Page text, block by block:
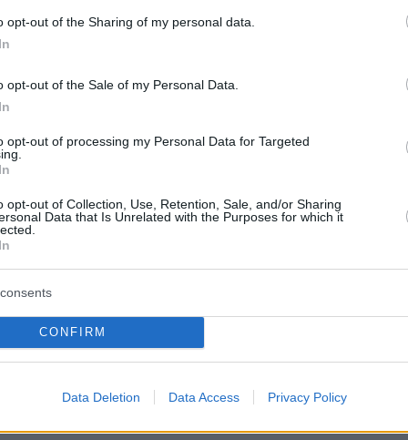
opt-out of the Sharing of my personal data.
opt-out of the Sale of my Personal Data.
opt-out of processing my Personal Data for Targeted
opt-out of Collection, Use, Retention, Sale, and/or Sharing
Data that Is Unrelated with the Purposes for which it
CONFIRM
Data Deletion Data Access Privacy Policy
της Μπρεστ. Πρόκειται για 29χρονο
το Μπενίν, ο οποίος πήγε στην γαλλική
5 εκατ. ευρώ για να τον αποκτήσει.
που είναι και διεθνής με την αφρικανική
135 συμμετοχές τα τέσσερα
9 χιλ. αγωνιστικά λεπτά.Το συμβόλαιό του
ομάδα ολοκλήρωνεται αυτό το καλοκαίρι
θελήσει να τον κάνει δική της, δεν θα
πληρώσει κάποιο αντίτιμο.
πως ο Ολυμπιακός αναζητεί παίκτες για
την επιθετική του γραμμή, αφού αυτή τη
σχεδόν όλη... στον αέρα.